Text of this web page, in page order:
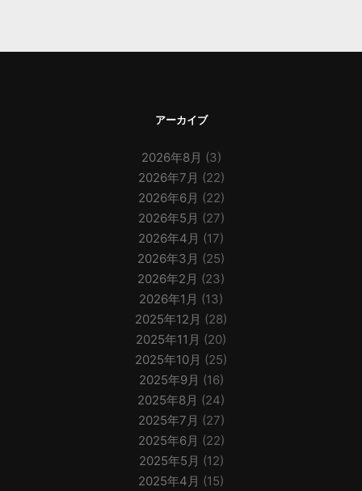
アーカイブ
2026年8月 (3)
2026年7月 (22)
2026年6月 (22)
2026年5月 (27)
2026年4月 (17)
2026年3月 (25)
2026年2月 (23)
2026年1月 (13)
2025年12月 (28)
2025年11月 (20)
2025年10月 (25)
2025年9月 (16)
2025年8月 (24)
2025年7月 (27)
2025年6月 (22)
2025年5月 (12)
2025年4月 (15)